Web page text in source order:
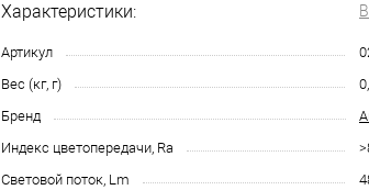
Характеристики:
Артикул
Вес (кг, г)
Бренд
Индекс цветопередачи, Ra
Световой поток, Lm